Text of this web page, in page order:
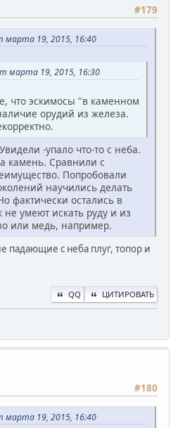
#179
19, 2015, 16:40
марта 19, 2015, 16:30
что эскимосы "в каменном
орудий из железа.
-упало что-то с неба.
камень. Сравнили с
Попробовали
научились делать
фактически остались в
не умеют искать руду и из
или медь, например.
падающие с неба плуг, топор и
QQ ЦИТИРОВАТЬ
#180
19, 2015, 16:40